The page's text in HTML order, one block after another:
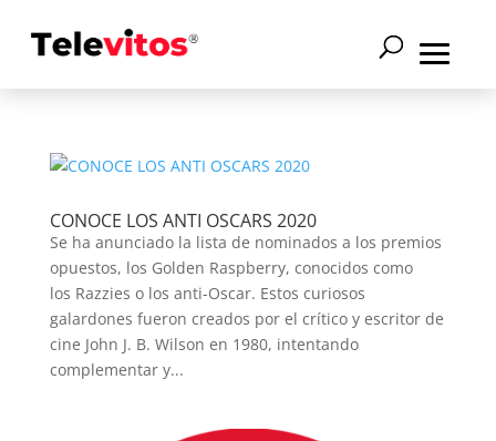
CONOCE LOS ANTI OSCARS 2020
Se ha anunciado la lista de nominados a los premios
opuestos, los Golden Raspberry, conocidos como
los Razzies o los anti-Oscar. Estos curiosos
galardones fueron creados por el crítico y escritor de
cine John J. B. Wilson en 1980, intentando
complementar y...